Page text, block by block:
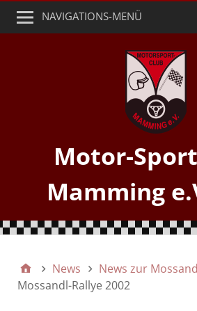
NAVIGATIONS-MENÜ
Motor-
Mamming
News
News zur
Mossandl-Rallye 2002